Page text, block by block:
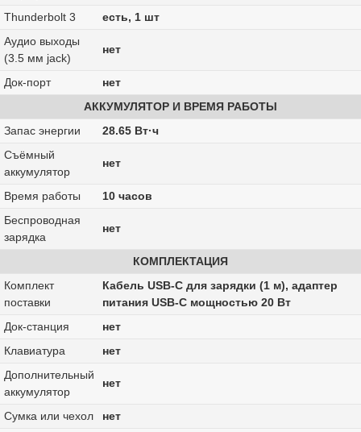
Thunderbolt 3
есть, 1 шт
Аудио выходы
(3.5 мм jack)
нет
Док-порт
нет
АККУМУЛЯТОР И ВРЕМЯ РАБОТЫ
Запас энергии
28.65 Вт·ч
Cъёмный
аккумулятор
нет
Время работы
10 часов
Беспроводная
зарядка
нет
КОМПЛЕКТАЦИЯ
Комплект
поставки
Кабель USB‑C для зарядки (1 м), адаптер
питания USB‑C мощностью 20 Вт
Док-станция
нет
Клавиатура
нет
Дополнительный
аккумулятор
нет
Сумка или чехол
нет